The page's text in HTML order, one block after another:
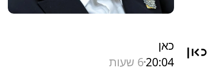
כאן
20:046 שעות